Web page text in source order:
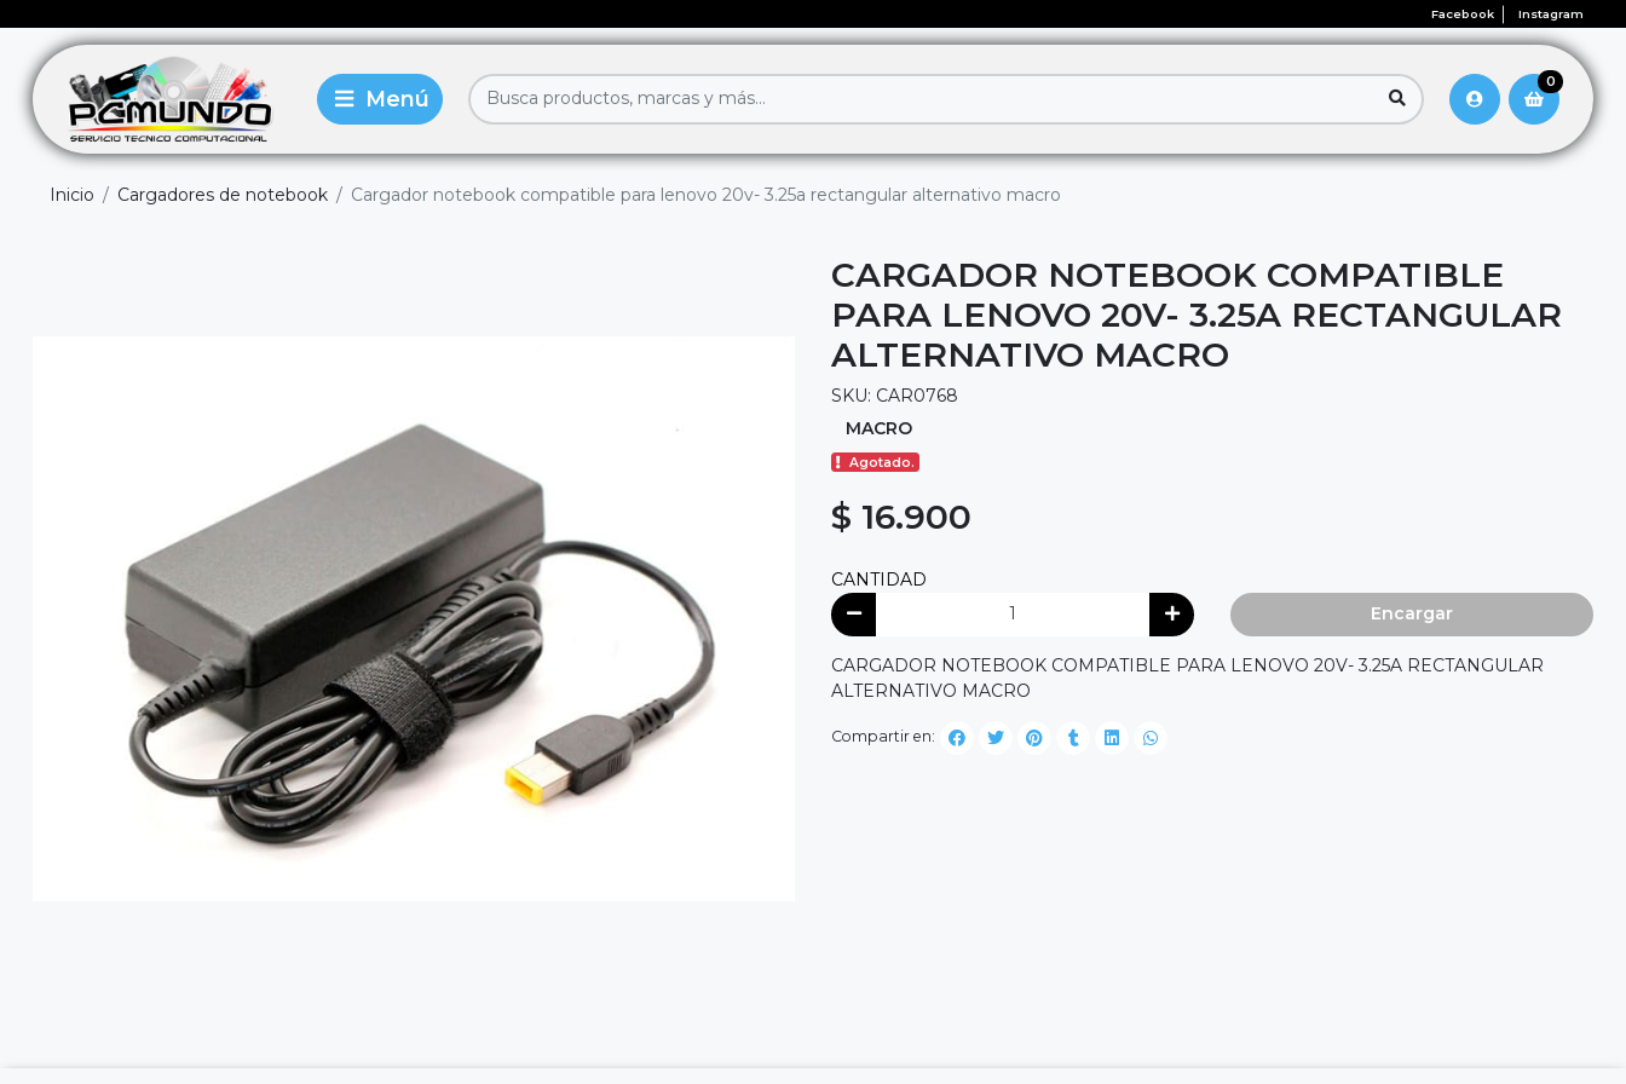
Facebook Instagram
0
Inicio Cargadores de notebook Cargador notebook compatible para lenovo 20v- 3.25a rectangular alternativo macro
CARGADOR NOTEBOOK COMPATIBLE
PARA LENOVO 20V- 3.25A RECTANGULAR
ALTERNATIVO MACRO
SKU: CAR0768
MACRO
Agotado.
$ 16.900
CANTIDAD
Encargar
CARGADOR NOTEBOOK COMPATIBLE PARA LENOVO 20V- 3.25A RECTANGULAR
ALTERNATIVO MACRO
Compartir en: